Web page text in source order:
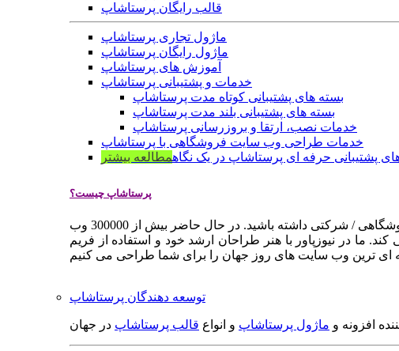
قالب رایگان پرستاشاپ
ماژول تجاری پرستاشاپ
ماژول رایگان پرستاشاپ
آموزش های پرستاشاپ
خدمات و پشتیبانی پرستاشاپ
بسته های پشتیبانی کوتاه مدت پرستاشاپ
بسته های پشتیبانی بلند مدت پرستاشاپ
خدمات نصب، ارتقا و بروزرسانی پرستاشاپ
خدمات طراحی وب سایت فروشگاهی با پرستاشاپ
پشتیبانی حرفه ای پرستاشاپ در یک نگاهمطالعه بیشتر
پرستاشاپ چیست؟
پرستاشاپ یک سیستم مدیریت وب سایت / فروشگاه آنلاین اپن سورس است که به شما کمک می کند به سرعت یک وب سایت فروشگاهی / شرکتی داشته باشید. در حال حاضر بیش از 300000 وب
ما در نیوزپاور با هنر طراحان ارشد خود و استفاده از فریم
توسعه دهندگان پرستاشاپ
افزونه و ماژول پرستاشاپ و انواع قالب پرستاشاپ در جهان